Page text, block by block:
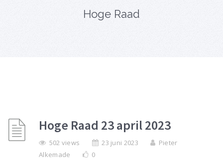
Hoge Raad
Hoge Raad 23 april 2023
502 views 23 juni 2023
Pieter
Alkemade
0